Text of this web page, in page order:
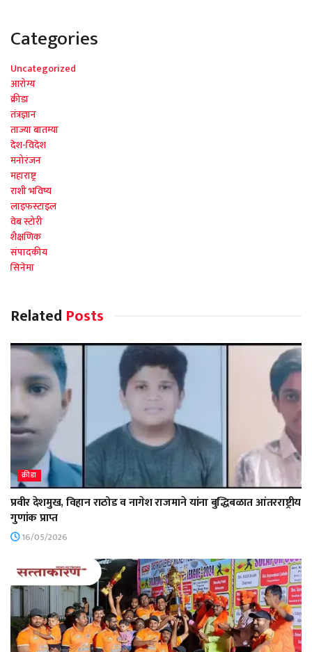
Categories
Uncategorized
आरोग्य
क्रीडा
तंत्रज्ञान
ताज्या बातम्या
देश-विदेश
मनोरंजन
महाराष्ट्र
राशी भविष्य
लाइफस्टाइल
वेब स्टोरी
शैक्षणिक
संपादकीय
सिनेमा
Related Posts
क्रीडा
प्रवीर देशमुख, विहान राठोड व नागेश राजमाने यांना बुद्धिबळात आंतरराष्ट्रीय
गुणांक प्राप्त
16/05/2026